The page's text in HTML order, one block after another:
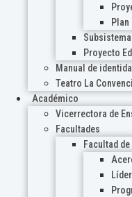
Proyecto
Manual de
Teatro La
Académico
Vicerrectora de
Facultades
Facultad